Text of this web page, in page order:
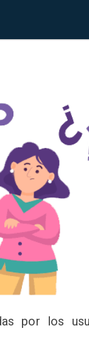
por los